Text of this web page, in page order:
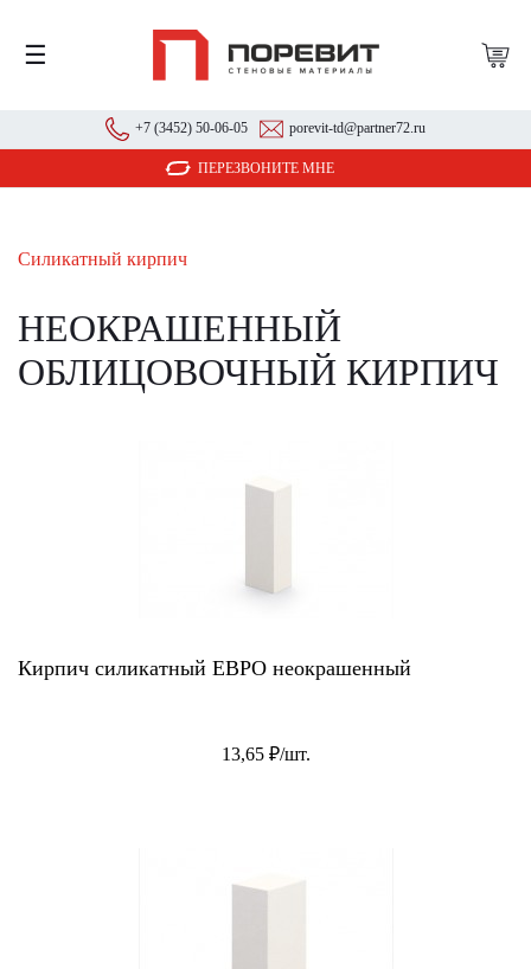
☰
+7 (3452) 50-06-05 porevit-td@partner72.ru
ПЕРЕЗВОНИТЕ МНЕ
Силикатный кирпич
НЕОКРАШЕННЫЙ
ОБЛИЦОВОЧНЫЙ КИРПИЧ
Кирпич силикатный ЕВРО неокрашенный
13,65 ₽/шт.